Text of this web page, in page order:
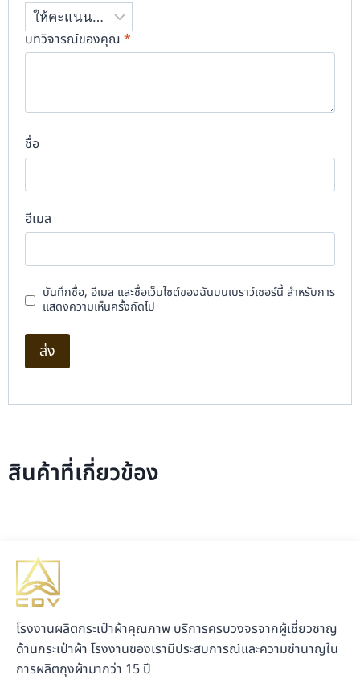
บทวิจารณ์ของคุณ *
ชื่อ
อีเมล
บันทึกชื่อ, อีเมล และชื่อเว็บไซต์ของฉันบนเบราว์เซอร์นี้ สำหรับการ
แสดงความเห็นครั้งถัดไป
สินค้าที่เกี่ยวข้อง
โรงงานผลิตกระเป๋าผ้าคุณภาพ บริการครบวงจรจากผู้เชี่ยวชาญ
ด้านกระเป๋าผ้า โรงงานของเรามีประสบการณ์และความชำนาญใน
การผลิตถุงผ้ามากว่า 15 ปี